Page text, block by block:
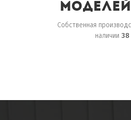
Собственная
наличии 38